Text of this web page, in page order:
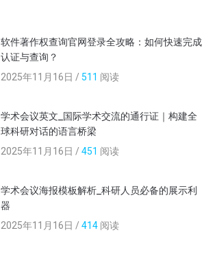
软件著作权查询官网登录全攻略：如何快速完成
认证与查询？
2025年11月16日 / 511 阅读
学术会议英文_国际学术交流的通行证｜构建全
球科研对话的语言桥梁
2025年11月16日 / 451 阅读
学术会议海报模板解析_科研人员必备的展示利
器
2025年11月16日 / 414 阅读